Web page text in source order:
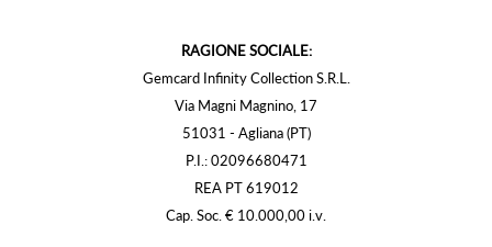
RAGIONE SOCIALE:
Gemcard Infinity Collection S.R.L.
Via Magni Magnino, 17
51031 - Agliana (PT)
P.I.: 02096680471
REA PT 619012
Cap. Soc. € 10.000,00 i.v.